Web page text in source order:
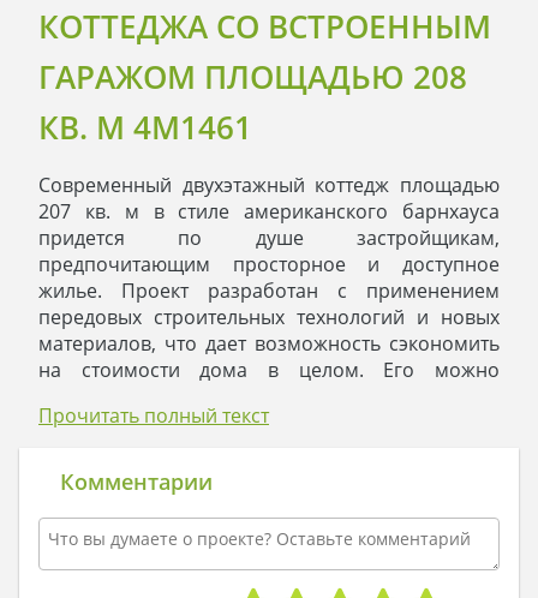
КОТТЕДЖА СО ВСТРОЕННЫМ
ГАРАЖОМ ПЛОЩАДЬЮ 208
КВ. М 4M1461
Современный двухэтажный коттедж площадью
207 кв. м в стиле американского барнхауса
придется по душе застройщикам,
предпочитающим просторное и доступное
жилье. Проект разработан с применением
передовых строительных технологий и новых
материалов, что дает возможность сэкономить
на стоимости дома в целом. Его можно
коттеджном поселке или в качестве частного
Коттедж представляет собой прямоугольное
здание под двухскатной кровлей с большими
витражными окнами трапецеидальной формы и
балконом на втором этаже. В экстерьере
обыгран контраст серых стен и черной крыши,
Прочитать полный текст
Комментарии